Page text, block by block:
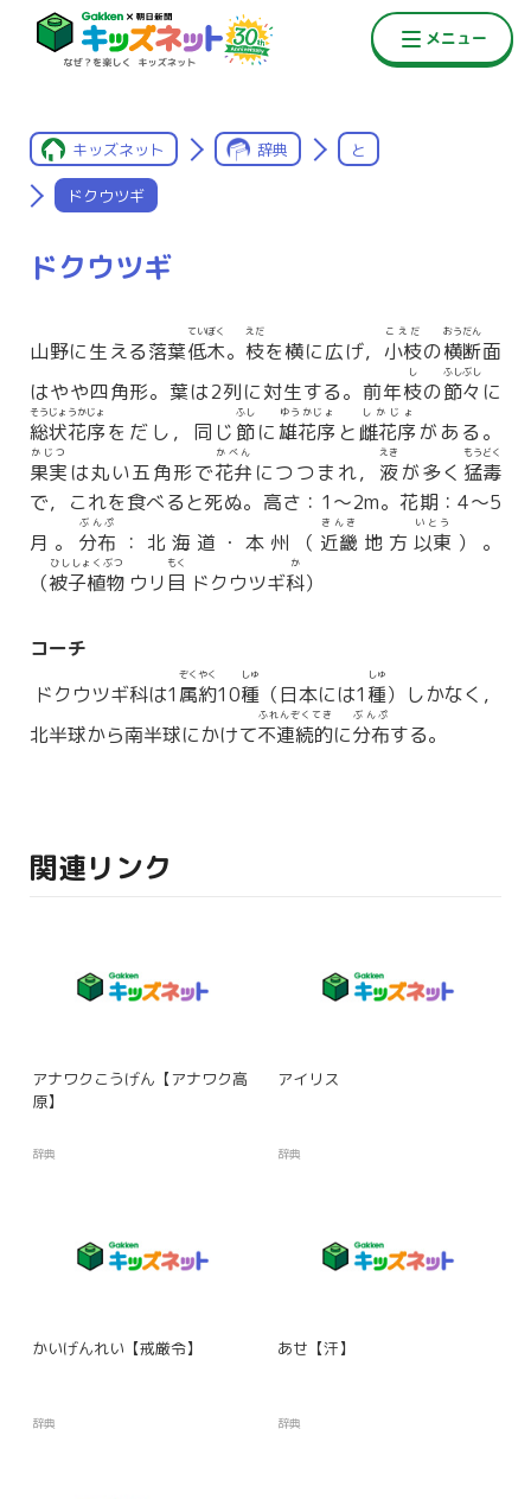
キッズネット 辞典 と
ドクウツギ
ドクウツギ
山野に生える落葉低木
ていぼく
。 枝
えだ
を横に広げ， 小枝
こえだ
の横断
おうだん
面
はやや四角形。葉は2列に対生する。前年枝
し
の節々
ふしぶし
に
総状花序
そうじょうかじょ
をだし，同じ 節
ふし
に雄花序
ゆうかじょ
と 雌花序
しかじょ
がある。
果実
かじつ
は丸い五角形で花弁
かべん
につつまれ， 液
えき
が多く 猛毒
もうどく
で，これを食べると死ぬ。高さ：1〜2m。花期：4〜5
月。 分布
ぶんぷ
：北海道・本州（ 近畿
きんき
地方 以東
いとう
）。
（被子植物
ひししょくぶつ
ウリ 目
もく
ドクウツギ科
か
）
コーチ
ドクウツギ科は1属約
ぞくやく
10種
しゅ
（日本には1 種
しゅ
）しかなく，
北半球から南半球にかけて不連続的
ふれんぞくてき
に分布
ぶんぷ
する。
関連リンク
アナワクこうげん【アナワク高
原】
辞典
アイリス
辞典
かいげんれい【戒厳令】
辞典
あせ【汗】
辞典